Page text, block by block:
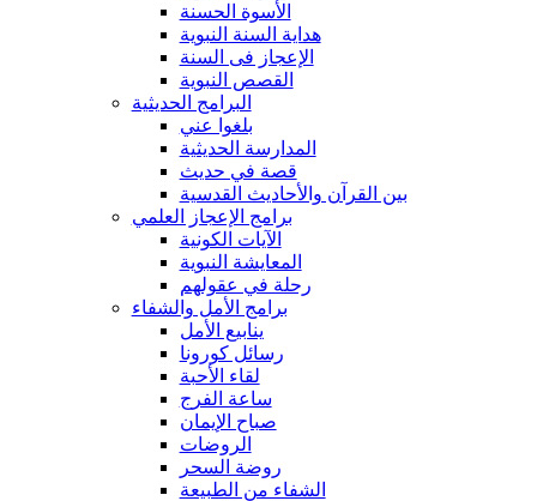
الأسوة الحسنة
هداية السنة النبوية
الإعجاز فى السنة
القصص النبوية
البرامج الحديثية
بلغوا عني
المدارسة الحديثية
قصة في حديث
بين القرآن والأحاديث القدسية
برامج الإعجاز العلمي
الآيات الكونية
المعايشة النبوية
رحلة في عقولهم
برامج الأمل والشفاء
ينابيع الأمل
رسائل كورونا
لقاء الأحبة
ساعة الفرج
صباح الإيمان
الروضات
روضة السحر
الشفاء من الطبيعة